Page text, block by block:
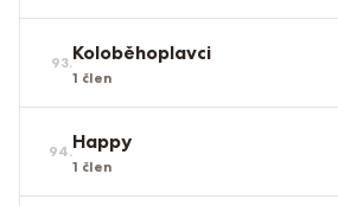
93.Koloběhoplavci
1 člen
94.Happy
1 člen